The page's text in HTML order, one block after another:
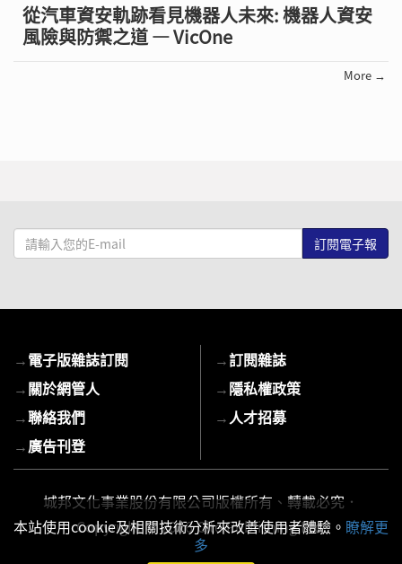
從汽車資安軌跡看見機器人未來: 機器人資安
風險與防禦之道 — VicOne
More →
請
輸
mail
→電子版雜誌訂閱
→關於網管人
→聯絡我們
→廣告刊登
→訂閱雜誌
→隱私權政策
→ 人才招募
城邦文化事業股份有限公司版權所有、轉載必究．
Copyright © 2026 Cite Publishing Ltd.
本站使用cookie及相關技術分析來改善使用者體驗。 瞭解更
多